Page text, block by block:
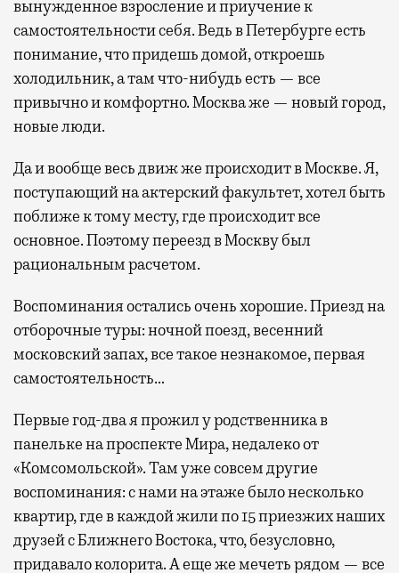
вынужденное взросление и приучение к
самостоятельности себя. Ведь в Петербурге есть
понимание, что придешь домой, откроешь
холодильник, а там что-нибудь есть — все
привычно и комфортно. Москва же — новый город,
новые люди.
Да и вообще весь движ же происходит в Москве. Я,
поступающий на актерский факультет, хотел быть
поближе к тому месту, где происходит все
основное. Поэтому переезд в Москву был
рациональным расчетом.
Воспоминания остались очень хорошие. Приезд на
отборочные туры: ночной поезд, весенний
московский запах, все такое незнакомое, первая
самостоятельность…
Первые год-два я прожил у родственника в
панельке на проспекте Мира, недалеко от
«Комсомольской». Там уже совсем другие
воспоминания: с нами на этаже было несколько
квартир, где в каждой жили по 15 приезжих наших
друзей с Ближнего Востока, что, безусловно,
придавало колорита. А еще же мечеть рядом — все